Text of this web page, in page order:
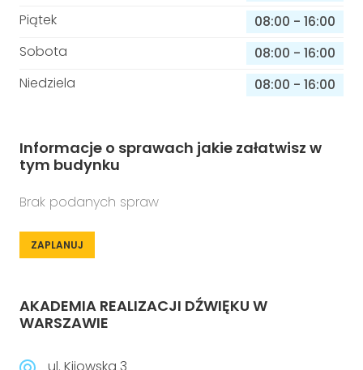
Piątek
08:00 - 16:00
Sobota
08:00 - 16:00
Niedziela
08:00 - 16:00
Informacje o sprawach jakie załatwisz w
tym budynku
Brak podanych spraw
ZAPLANUJ
AKADEMIA REALIZACJI DŹWIĘKU W
WARSZAWIE